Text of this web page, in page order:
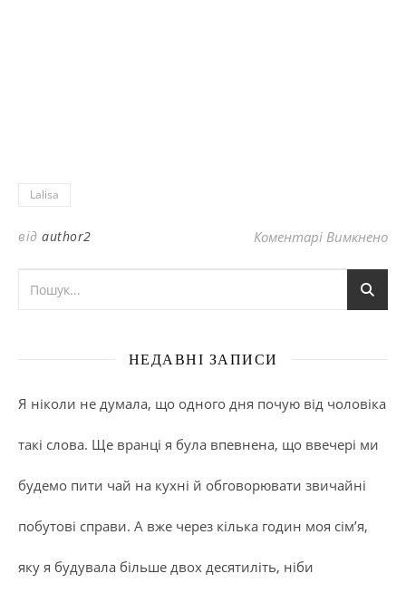
Lalisa
від author2 Коментарі Вимкненодо
НЕДАВНІ ЗАПИСИ
Я ніколи не думала, що одного дня почую від чоловіка
такі слова. Ще вранці я була впевнена, що ввечері ми
будемо пити чай на кухні й обговорювати звичайні
побутові справи. А вже через кілька годин моя сім’я,
яку я будувала більше двох десятиліть, ніби